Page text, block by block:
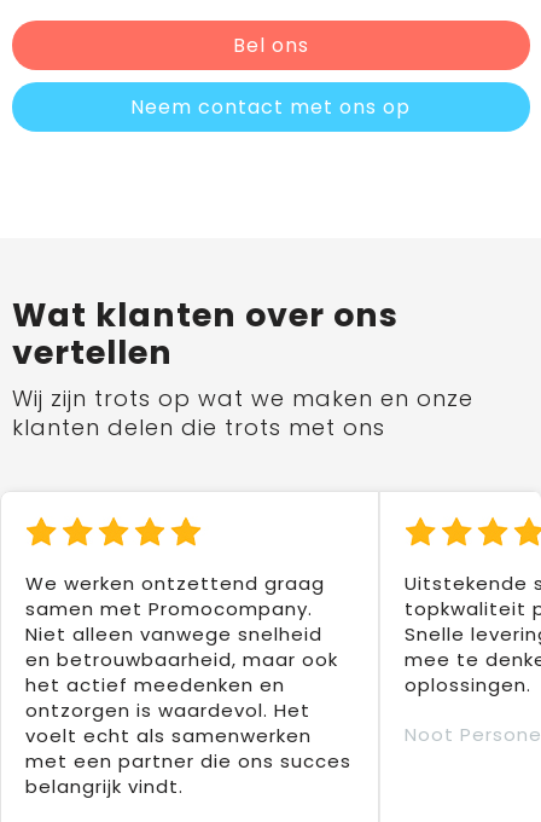
Bel ons
Neem contact met ons op
Wat klanten over ons
vertellen
Wij zijn trots op wat we maken en onze
klanten delen die trots met ons
We werken ontzettend graag
samen met Promocompany.
Niet alleen vanwege snelheid
en betrouwbaarheid, maar ook
het actief meedenken en
ontzorgen is waardevol. Het
voelt echt als samenwerken
met een partner die ons succes
belangrijk vindt.
Uitstekende
topkwaliteit
Snelle
mee te
oplossingen.
Noot